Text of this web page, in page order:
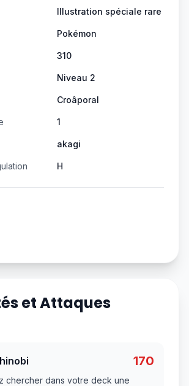
Illustration spéciale rare
Pokémon
310
Niveau 2
Croâporal
1
akagi
H
et Attaques
170
chercher dans votre deck une